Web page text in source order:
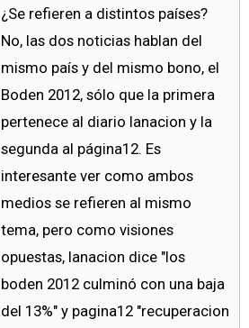
¿Se refieren a distintos países?
No, las dos noticias hablan del
mismo país y del mismo bono, el
Boden 2012, sólo que la primera
pertenece al diario lanacion y la
segunda al página12. Es
interesante ver como ambos
medios se refieren al mismo
tema, pero como visiones
opuestas, lanacion dice "los
boden 2012 culminó con una baja
del 13%" y pagina12 "recuperacion